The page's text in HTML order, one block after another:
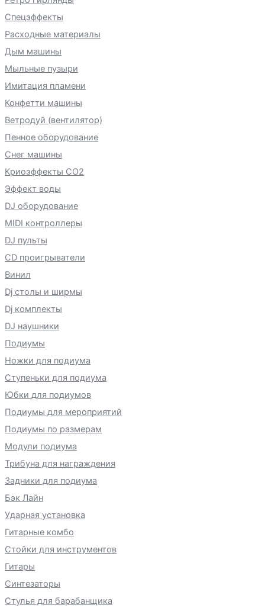
Спецэффекты
Расходные материалы
Дым машины
Мыльные пузыри
Имитация пламени
Конфетти машины
Ветродуй (вентилятор)
Пенное оборудование
Снег машины
Криоэффекты CO2
Эффект воды
DJ оборудование
MIDI контроллеры
DJ пульты
CD проигрыватели
Винил
Dj столы и ширмы
Dj комплекты
DJ наушники
Подиумы
Ножки для подиума
Ступеньки для подиума
Юбки для подиумов
Подиумы для мероприятий
Подиумы по размерам
Модули подиума
Трибуна для награждения
Задники для подиума
Бэк Лайн
Ударная установка
Гитарные комбо
Стойки для инструментов
Гитары
Синтезаторы
Стулья для барабанщика